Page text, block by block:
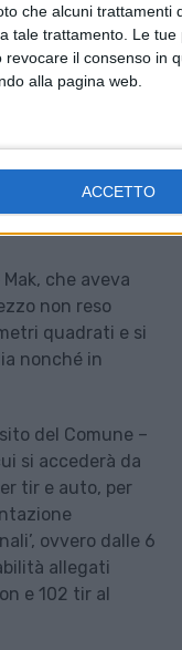
che alcuni trattamenti
tale trattamento. Le tue
il consenso in
alla pagina web.
ACCETTO
Integrato di
situata su un
che aveva
non reso
quadrati e si
nonché in
del Comune –
si accederà da
tir e auto, per
ovvero dalle 6
allegati
e 102 tir al